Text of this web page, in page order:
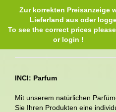
Zur korrekten Preisanzeige
Lieferland aus oder
To see the correct prices
or
Natürliches Parfümöl
INCI: Parfum
Mit unserem natürlichen
Sie Ihren Produkten eine